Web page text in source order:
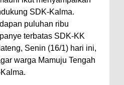
SDK-Kalma.
puluhan ribu
terbatas SDK-KK
Senin (16/1) hari ini,
warga Mamuju Tengah